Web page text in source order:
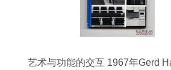
艺术与功能的交互 1967年Gerd